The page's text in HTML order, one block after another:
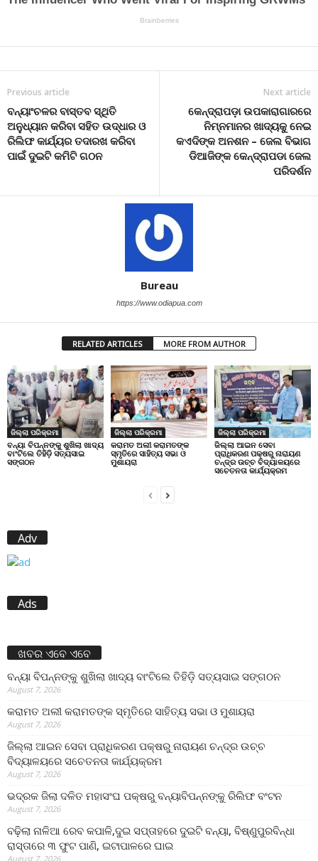
Previous article
ବନ୍ୟାଂଚଳର ବାସ୍ତବ ସ୍ଥିତି
ଅନୁଧ୍ୟାନ କରିବା ସହିତ ଉଦ୍ଧାର ଓ
ରିଲିଫ କାର୍ଯ୍ୟର ତଦାରଖ କରିବା
ପାଇଁ ଦୁଇଟି କମିଟି ଗଠନ
Next article
କେନ୍ଦ୍ରାପଡ଼ା ଉପକାରାଗାରରେ
ନିମ୍ନମାନର ଖାଦ୍ୟକୁ ନେଇ
କଏଦିଙ୍କ ଅନଶନ – ଜେଲ ବିଭାଗ
ଡିଆଜିଙ୍କ କେନ୍ଦ୍ରାପଡା ଜେଲ
ପରିଦର୍ଶନ
Bureau
https://www.odiapua.com
RELATED ARTICLES MORE FROM AUTHOR
ଜିଲ୍ଲା ପରିକ୍ରମା
ବନ୍ୟା ବିପନ୍ନଙ୍କୁ ଶୁଖିଲା ଖାଦ୍ୟ
ବାଂଟିଲେ ତିହିଡି଼ ସତ୍ୟସାଇ
ସଙ୍ଗଠନ
ଜିଲ୍ଲା ପରିକ୍ରମା
କରାମତ ଅଲୀ କରାମତଙ୍କ
ସ୍ମୃତିରେ ସାହିତ୍ୟ ସଭା ଓ
ମୁଶାୟରା
ଜିଲ୍ଲା ପରିକ୍ରମା
ଜିଲ୍ଲା ଆଇନ ସେବା
ପ୍ରାଧିକରଣ ପକ୍ଷରୁ ନାରାୟଣ
ଚନ୍ଦ୍ର ଉଚ୍ଚ ବିଦ୍ୟାଳୟରେ
ସଚେତନତା କାର୍ଯ୍ୟକ୍ରମ
Adv
Ads
ଖବର ଏବେ ଏବେ
ବନ୍ୟା ବିପନ୍ନଙ୍କୁ ଶୁଖିଲା ଖାଦ୍ୟ ବାଂଟିଲେ ତିହିଡି଼ ସତ୍ୟସାଇ ସଙ୍ଗଠନ
August 7, 2026
କରାମତ ଅଲୀ କରାମତଙ୍କ ସ୍ମୃତିରେ ସାହିତ୍ୟ ସଭା ଓ ମୁଶାୟରା
August 7, 2026
ଜିଲ୍ଲା ଆଇନ ସେବା ପ୍ରାଧିକରଣ ପକ୍ଷରୁ ନାରାୟଣ ଚନ୍ଦ୍ର ଉଚ୍ଚ
ବିଦ୍ୟାଳୟରେ ସଚେତନତା କାର୍ଯ୍ୟକ୍ରମ
August 7, 2026
ଭଦ୍ରକ ଜିଲା ଦଳିତ ମହାସଂଘ ପକ୍ଷରୁ ବନ୍ୟାବିପନ୍ନଙ୍କୁ ରିଲିଫ ବଂଟନ
August 7, 2026
ବଢ଼ିଲା ନାଳିଆ ରେବ କପାଳି,ଦୁଇ ସପ୍ତାହରେ ଦୁଇଟି ବନ୍ୟା, ବିଷ୍ଣୁପୁରବିନ୍ଧା
ରାସ୍ତାରେ ୩ ଫୁଟ ପାଣି, ଇଟାପାଳରେ ଘାଇ
August 7, 2026